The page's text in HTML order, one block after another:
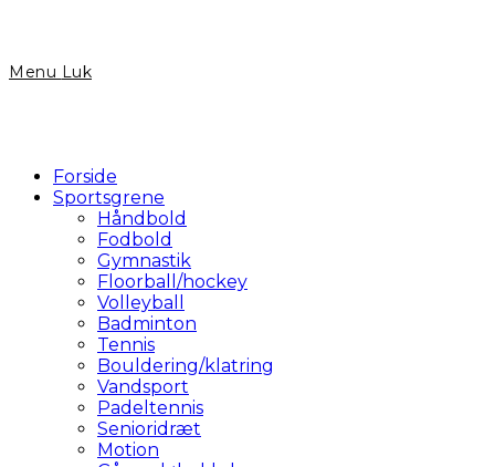
Menu Luk
Forside
Sportsgrene
Håndbold
Fodbold
Gymnastik
Floorball/hockey
Volleyball
Badminton
Tennis
Bouldering/klatring
Vandsport
Padeltennis
Senioridræt
Motion